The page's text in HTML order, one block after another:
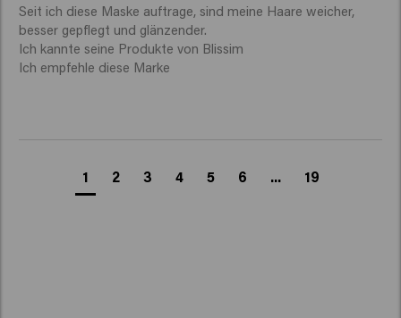
Seit ich diese Maske auftrage, sind meine Haare weicher,
besser gepflegt und glänzender.
Ich kannte seine Produkte von Blissim
Ich empfehle diese Marke
1 2 3 4 5 6 ... 19